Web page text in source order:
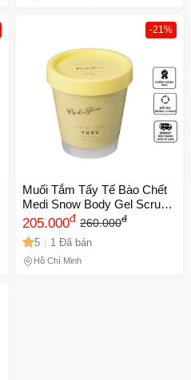
-21%
Muối Tắm Tẩy Tế Bào Chết
Medi Snow Body Gel Scrub
Hương Cam Yuzu & Matcha
- Dưỡng Da Tự Nhiên, Làm
Sáng Da Mịn Màng
205.000đ 260.000đ
5 1 Đã bán
Hồ Chí Minh